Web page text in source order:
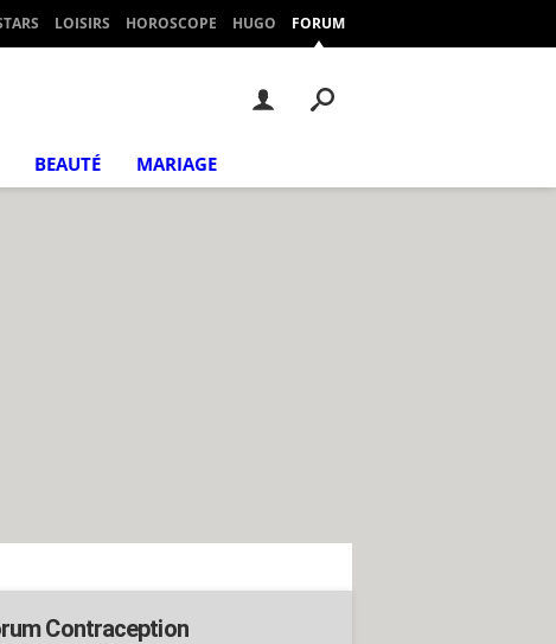
LOISIRS HOROSCOPE HUGO FORUM
BEAUTÉ MARIAGE
Contraception